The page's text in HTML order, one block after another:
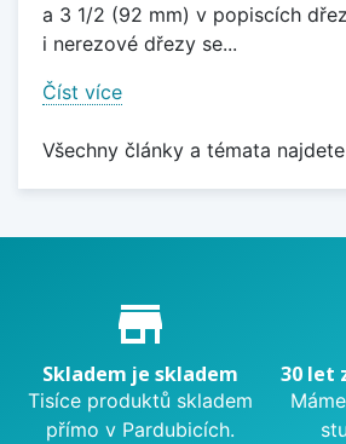
a 3 1/2 (92 mm) v popiscích
i nerezové dřezy se...
Číst více
Všechny články a témata najdete
Proč nakupovat u nás?
store_mall_directory
Skladem je skladem
Tisíce produktů skladem
přímo v Pardubicích.
30 let